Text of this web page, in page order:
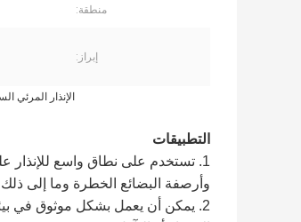
منطقة:
إبراز:
الإنذار المرئي السابق
التطبيقات
1. تستخدم على نطاق واسع للإنذار
وأرصفة البضائع الخطرة وما إلى
2. يمكن أن يعمل بشكل موثوق في بيئة قاسية حيث يتأثر بسهولة بالرطوبة ،